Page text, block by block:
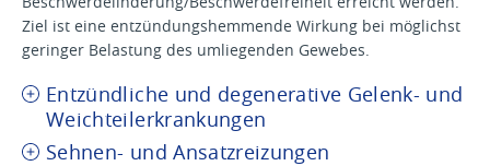
Ziel ist eine entzündungshemmende Wirkung bei möglichst
geringer Belastung des umliegenden Gewebes.
Entzündliche und degenerative Gelenk- und
Weichteilerkrankungen
Sehnen- und Ansatzreizungen